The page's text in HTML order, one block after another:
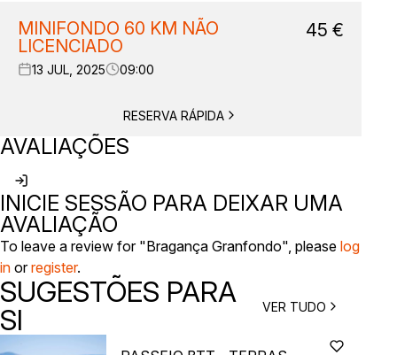
MINIFONDO 60 KM NÃO
LICENCIADO
13 JUL, 2025 09:00
45 €
RESERVA RÁPIDA
AVALIAÇÕES
INICIE SESSÃO PARA DEIXAR UMA
AVALIAÇÃO
To leave a review for "Bragança Granfondo", please log
in orregister.
SUGESTÕES PARA
SI
VER TUDO